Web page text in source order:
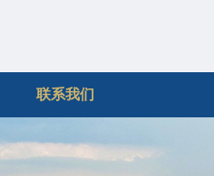
联系我们